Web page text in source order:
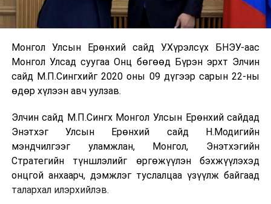
Монгол Улсын Ерөнхий сайд У.Хүрэлсүх БНЭУ-аас
Монгол Улсад суугаа Онц бөгөөд Бүрэн эрхт Элчин
сайд М.П.Сингхийг 2020 оны 09 дүгээр сарын 22-ны
өдөр хүлээн авч уулзав.
Элчин сайд М.П.Сингх Монгол Улсын Ерөнхий сайдад
Энэтхэг Улсын Ерөнхий сайд Н.Модигийн
мэндчилгээг уламжлан, Монгол, Энэтхэгийн
Стратегийн түншлэлийг өргөжүүлэн бэхжүүлэхэд
онцгой анхаарч, дэмжлэг туслалцаа үзүүлж байгаад
талархал илэрхийлэв.